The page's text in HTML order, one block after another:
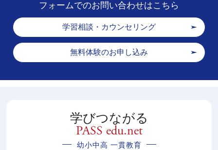
フォームでのお問い合わせはこちら
学習相談・カウンセリング
無料体験のお申し込み
学びつながる
PASS edu.net
幼小中高 一貫教育